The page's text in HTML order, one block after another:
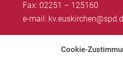
Cookie-
Fax: 02251 – 125160
e-mail: